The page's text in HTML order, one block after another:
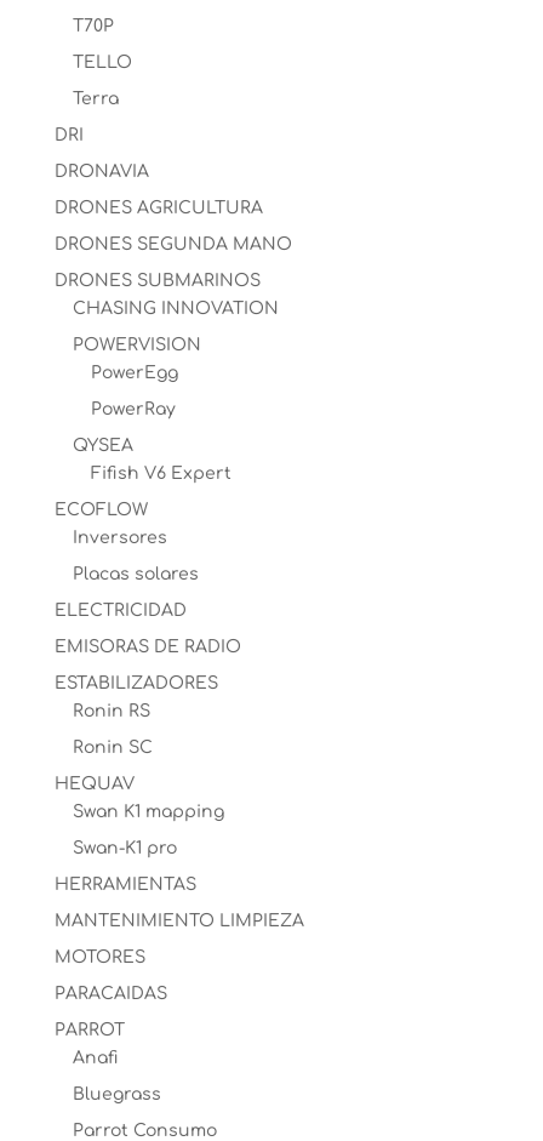
T70P
TELLO
Terra
DRI
DRONAVIA
DRONES AGRICULTURA
DRONES SEGUNDA MANO
DRONES SUBMARINOS
CHASING INNOVATION
POWERVISION
PowerEgg
PowerRay
QYSEA
Fifish V6 Expert
ECOFLOW
Inversores
Placas solares
ELECTRICIDAD
EMISORAS DE RADIO
ESTABILIZADORES
Ronin RS
Ronin SC
HEQUAV
Swan K1 mapping
Swan-K1 pro
HERRAMIENTAS
MANTENIMIENTO LIMPIEZA
MOTORES
PARACAIDAS
PARROT
Anafi
Bluegrass
Parrot Consumo